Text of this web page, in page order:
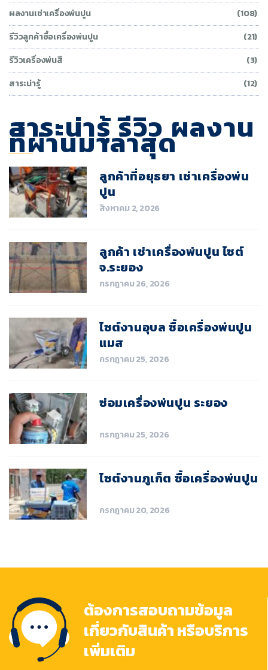
ผลงานเช่าเครื่องพ่นปูน
(108)
รีวิวลูกค้าซื้อเครื่องพ่นปูน
(21)
รีวิวเครื่องพ่นสี
(3)
สาระน่ารู้
(12)
สาระน่ารู้ รีวิว ผลงาน
ที่ผ่านมาล่าสุด
สิงหาคม 2, 2026
ลูกค้าที่อยุธยา เช่าเครื่องพ่น
ปูน
กรกฎาคม 26, 2026
ลูกค้า เช่าเครื่องพ่นปูน ไซต์
จ.ระยอง
กรกฎาคม 25, 2026
ไซต์งานอุบล ซื้อเครื่องพ่นปูน
แมส
กรกฎาคม 25, 2026
ซ่อมเครื่องพ่นปูน ระยอง
กรกฎาคม 20, 2026
ไซต์งานภูเก็ต ซื้อเครื่องพ่นปูน
ต้องการสอบถามข้อมูล
เกี่ยวกับสินค้า หรือบริการ
เพิ่มเติม